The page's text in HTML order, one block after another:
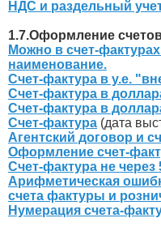
НДС и раздельный
1.7.Оформление
Можно в счет-
наименование.
Счет-фактура в у.е.
Счет-фактура в
Счет-фактура в
Счет-фактура (дата
Агентский договор и
Оформление счет-
Счет-фактура не через
Арифметическая
счета фактуры и
Нумерация счета-